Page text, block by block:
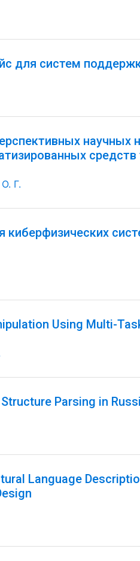
для систем
научных
средств
Г.
киберфизических
Using Multi-
Parsing in
Language